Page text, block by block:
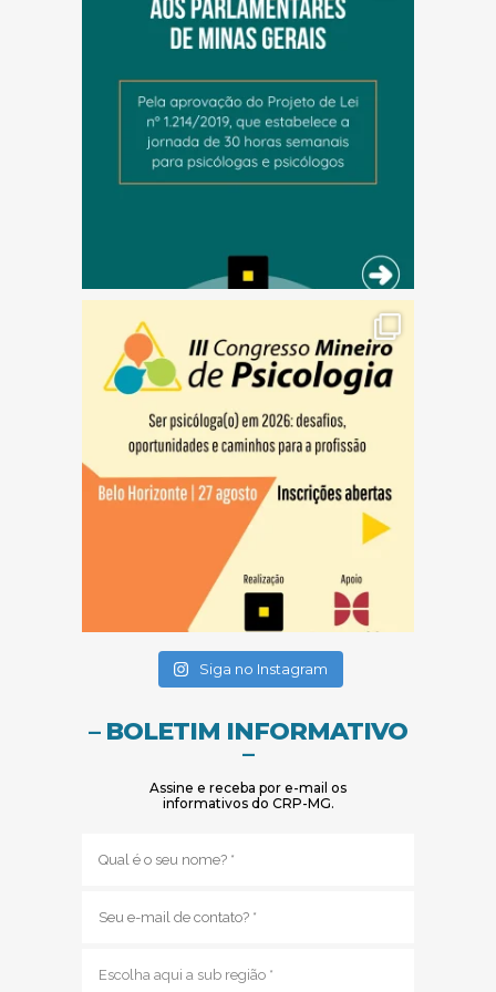
Siga no Instagram
– BOLETIM INFORMATIVO
–
Assine e receba por e-mail os
informativos do CRP-MG.
mail
região